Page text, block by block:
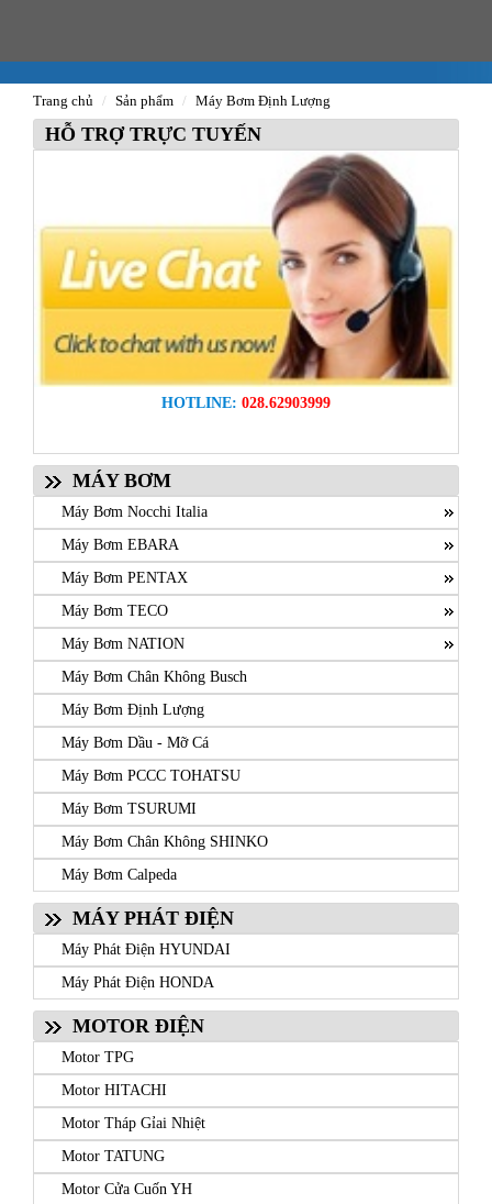
Trang chủ Sản phẩm Máy Bơm Định Lượng
HỖ TRỢ TRỰC TUYẾN
HOTLINE: 028.62903999
MÁY BƠM
Máy Bơm Nocchi Italia
Máy Bơm EBARA
Máy Bơm PENTAX
Máy Bơm TECO
Máy Bơm NATION
Máy Bơm Chân Không Busch
Máy Bơm Định Lượng
Máy Bơm Dầu - Mỡ Cá
Máy Bơm PCCC TOHATSU
Máy Bơm TSURUMI
Máy Bơm Chân Không SHINKO
Máy Bơm Calpeda
MÁY PHÁT ĐIỆN
Máy Phát Điện HYUNDAI
Máy Phát Điện HONDA
MOTOR ĐIỆN
Motor TPG
Motor HITACHI
Motor Tháp Gỉai Nhiệt
Motor TATUNG
Motor Cửa Cuốn YH